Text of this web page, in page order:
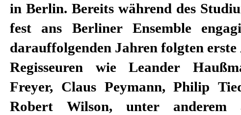
in Berlin. Bereits während des
fest ans Berliner Ensemble
darauffolgenden Jahren folgten
Regisseuren wie Leander
Freyer, Claus Peymann, Philip
Robert Wilson, unter anderem